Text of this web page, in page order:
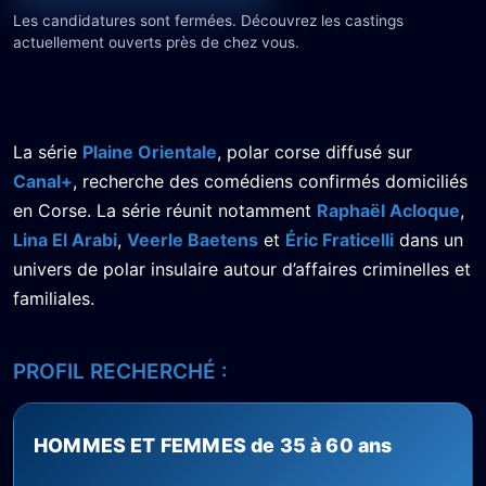
Les candidatures sont fermées. Découvrez les castings
actuellement ouverts près de chez vous.
La série Plaine Orientale, polar corse diffusé sur
Canal+, recherche des comédiens confirmés domiciliés
en Corse. La série réunit notamment Raphaël Acloque,
Lina El Arabi, Veerle Baetens et Éric Fraticelli dans un
univers de polar insulaire autour d’affaires criminelles et
familiales.
PROFIL RECHERCHÉ :
HOMMES ET FEMMES de 35 à 60 ans